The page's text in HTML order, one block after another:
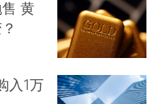
黄
入1万